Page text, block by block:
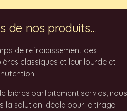
de nos produits...
de refroidissement des
classiques et leur lourde et
bières parfaitement servies, nous
la solution idéale pour le tirage